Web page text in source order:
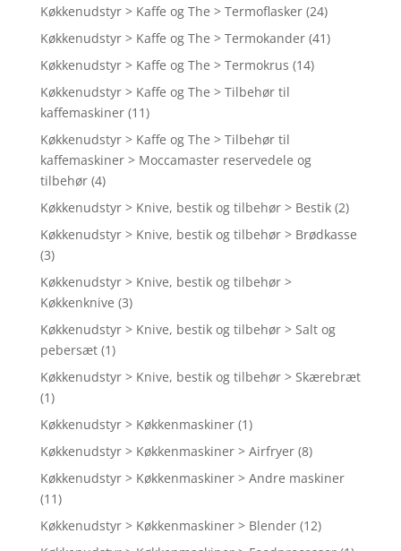
Køkkenudstyr > Kaffe og The > Termoflasker (24)
Køkkenudstyr > Kaffe og The > Termokander (41)
Køkkenudstyr > Kaffe og The > Termokrus (14)
Køkkenudstyr > Kaffe og The > Tilbehør til
kaffemaskiner (11)
Køkkenudstyr > Kaffe og The > Tilbehør til
kaffemaskiner > Moccamaster reservedele og
tilbehør (4)
Køkkenudstyr > Knive, bestik og tilbehør > Bestik (2)
Køkkenudstyr > Knive, bestik og tilbehør > Brødkasse
(3)
Køkkenudstyr > Knive, bestik og tilbehør >
Køkkenknive (3)
Køkkenudstyr > Knive, bestik og tilbehør > Salt og
pebersæt (1)
Køkkenudstyr > Knive, bestik og tilbehør > Skærebræt
(1)
Køkkenudstyr > Køkkenmaskiner (1)
Køkkenudstyr > Køkkenmaskiner > Airfryer (8)
Køkkenudstyr > Køkkenmaskiner > Andre maskiner
(11)
Køkkenudstyr > Køkkenmaskiner > Blender (12)